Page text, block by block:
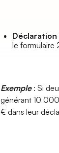
Déclaration
le formulaire
Exemple: Si
générant 10
€ dans leur